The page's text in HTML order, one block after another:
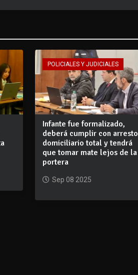
POLICIALES Y JUDICIALES
Infante fue formalizado,
deberá cumplir con arresto
domiciliario total y tendrá
que tomar mate lejos de la
portera
Sep 08 2025